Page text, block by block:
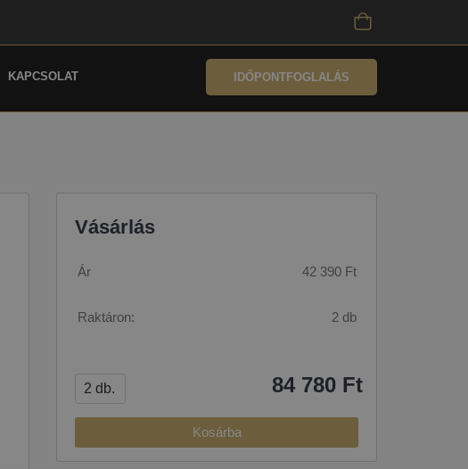
KAPCSOLAT IDŐPONTFOGLALÁS
Vásárlás
Ár 42 390 Ft
Raktáron: 2 db
84 780 Ft
Kosárba